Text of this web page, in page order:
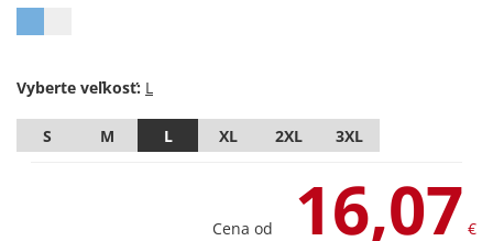
Vyberte veľkosť:
S M L XL 2XL 3XL
Cena od 16,07 €